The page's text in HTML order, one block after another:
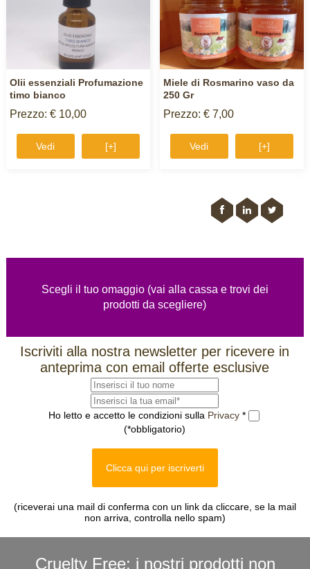
Olii essenziali Profumazione
timo bianco
Prezzo: € 10,00
Vedi [+]
Miele di Rosmarino vaso da
250 Gr
Prezzo: € 7,00
Vedi [+]
Scegli il tuo omaggio (vai alla cassa e trovi dei
prodotti da scegliere)
Iscriviti alla nostra newsletter per ricevere in
anteprima con email offerte esclusive
Ho letto e accetto le condizioni sulla Privacy *
(*obbligatorio)
Clicca qui per iscriverti
(riceverai una mail di conferma con un link da cliccare, se la mail
non arriva, controlla nello spam)
Cruelty Free: i nostri prodotti non